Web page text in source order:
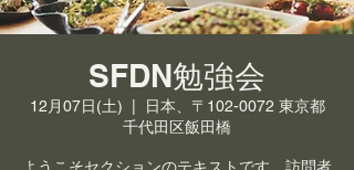
SFDN勉強会
12月07日(土)
日本、〒102-0072 東京都
千代田区飯田橋